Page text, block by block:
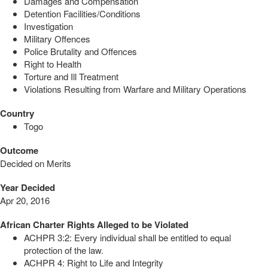
Detention Facilities/Conditions
Investigation
Military Offences
Police Brutality and Offences
Right to Health
Torture and Ill Treatment
Violations Resulting from Warfare and Military Operations
Country
Togo
Outcome
Decided on Merits
Year Decided
Apr 20, 2016
African Charter Rights Alleged to be Violated
ACHPR 3:2: Every individual shall be entitled to equal
protection of the law.
ACHPR 4: Right to Life and Integrity